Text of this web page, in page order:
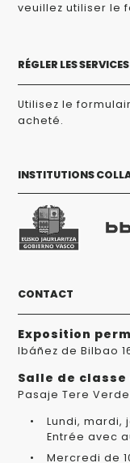
veuillez utiliser le
RÉGLER LES SERVICES
Utilisez le
acheté.
INSTITUTIONS
CONTACT
Exposition
Ibáñez de Bilbao
Salle de
Pasaje Tere
Lundi, mardi,
Entrée avec
Mercredi de